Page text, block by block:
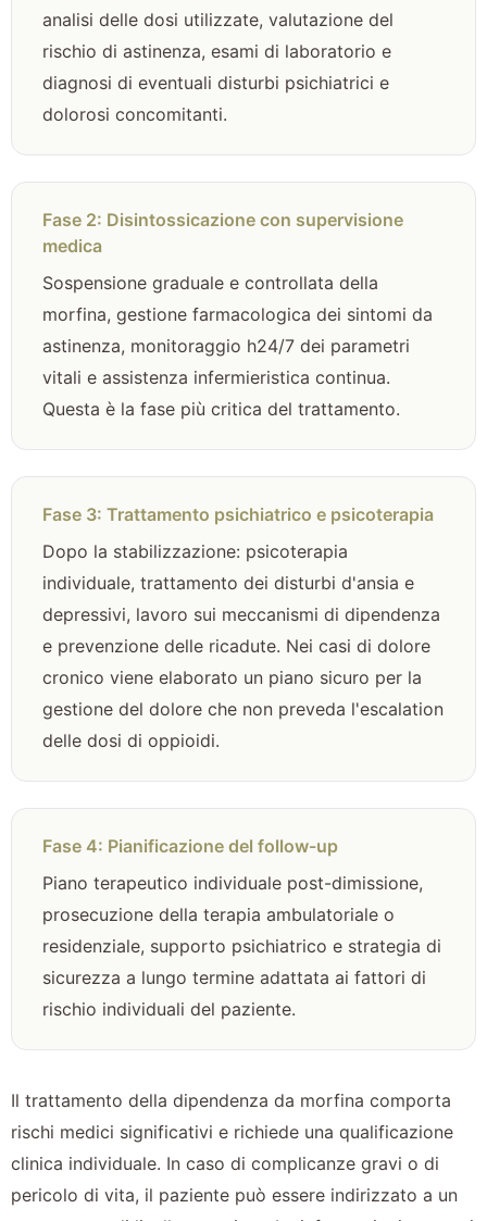
analisi delle dosi utilizzate, valutazione del
rischio di astinenza, esami di laboratorio e
diagnosi di eventuali disturbi psichiatrici e
dolorosi concomitanti.
Fase 2: Disintossicazione con supervisione
medica
Sospensione graduale e controllata della
morfina, gestione farmacologica dei sintomi da
astinenza, monitoraggio h24/7 dei parametri
vitali e assistenza infermieristica continua.
Questa è la fase più critica del trattamento.
Fase 3: Trattamento psichiatrico e psicoterapia
Dopo la stabilizzazione: psicoterapia
individuale, trattamento dei disturbi d'ansia e
depressivi, lavoro sui meccanismi di dipendenza
e prevenzione delle ricadute. Nei casi di dolore
cronico viene elaborato un piano sicuro per la
gestione del dolore che non preveda l'escalation
delle dosi di oppioidi.
Fase 4: Pianificazione del follow-up
Piano terapeutico individuale post-dimissione,
prosecuzione della terapia ambulatoriale o
residenziale, supporto psichiatrico e strategia di
sicurezza a lungo termine adattata ai fattori di
rischio individuali del paziente.
Il trattamento della dipendenza da morfina comporta
rischi medici significativi e richiede una qualificazione
clinica individuale. In caso di complicanze gravi o di
pericolo di vita, il paziente può essere indirizzato a un